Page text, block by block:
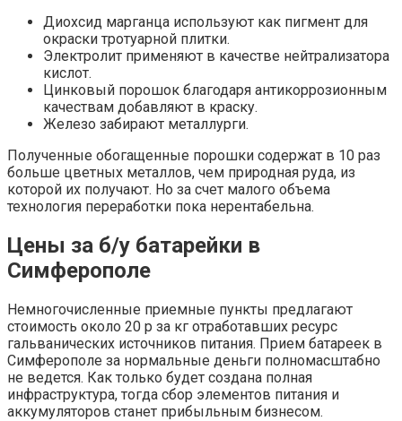
Диохсид марганца используют как пигмент для
окраски тротуарной плитки.
Электролит применяют в качестве нейтрализатора
кислот.
Цинковый порошок благодаря антикоррозионным
качествам добавляют в краску.
Железо забирают металлурги.
Полученные обогащенные порошки содержат в 10 раз
больше цветных металлов, чем природная руда, из
которой их получают. Но за счет малого объема
технология переработки пока нерентабельна.
Цены за б/у батарейки в
Симферополе
Немногочисленные приемные пункты предлагают
стоимость около 20 р за кг отработавших ресурс
гальванических источников питания. Прием батареек в
Симферополе за нормальные деньги полномасштабно
не ведется. Как только будет создана полная
инфраструктура, тогда сбор элементов питания и
аккумуляторов станет прибыльным бизнесом.